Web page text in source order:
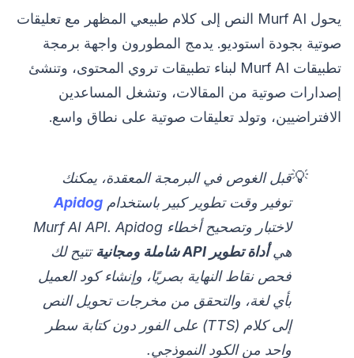
يحول Murf AI النص إلى كلام طبيعي المظهر مع تعليقات
صوتية بجودة استوديو. يدمج المطورون واجهة برمجة
تطبيقات Murf AI لبناء تطبيقات تروي المحتوى، وتنشئ
إصدارات صوتية من المقالات، وتشغل المساعدين
الافتراضيين، وتولد تعليقات صوتية على نطاق واسع.
💡قبل الغوص في البرمجة المعقدة، يمكنك
توفير وقت تطوير كبير باستخدامApidog
لاختبار وتصحيح أخطاء Murf AI API. Apidog
هيأداة تطوير API شاملة ومجانية
تتيح لك
فحص نقاط النهاية بصريًا، وإنشاء كود العميل
بأي لغة، والتحقق من مخرجات تحويل النص
إلى كلام (TTS) على الفور دون كتابة سطر
واحد من الكود النموذجي.